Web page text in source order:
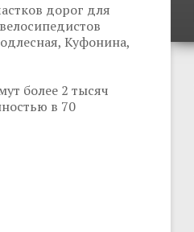
дорог для
Куфонина,
более 2 тысяч
в 70